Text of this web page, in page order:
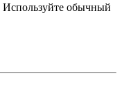
обычный